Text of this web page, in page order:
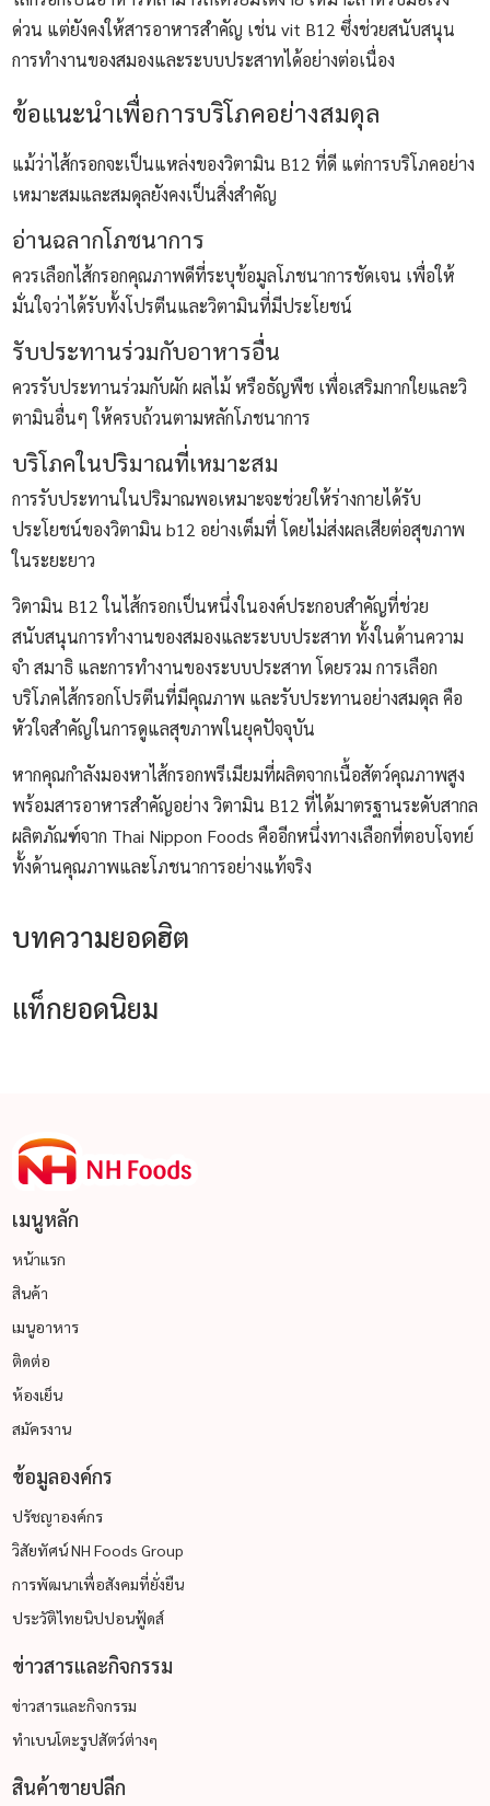
ด่วน แต่ยังคงให้สารอาหารสำคัญ เช่น vit B12 ซึ่งช่วยสนับสนุน
การทำงานของสมองและระบบประสาทได้อย่างต่อเนื่อง
ข้อแนะนำเพื่อการบริโภคอย่างสมดุล
แม้ว่าไส้กรอกจะเป็นแหล่งของวิตามิน B12 ที่ดี แต่การบริโภคอย่าง
เหมาะสมและสมดุลยังคงเป็นสิ่งสำคัญ
อ่านฉลากโภชนาการ
ควรเลือกไส้กรอกคุณภาพดีที่ระบุข้อมูลโภชนาการชัดเจน เพื่อให้
มั่นใจว่าได้รับทั้งโปรตีนและวิตามินที่มีประโยชน์
รับประทานร่วมกับอาหารอื่น
ควรรับประทานร่วมกับผัก ผลไม้ หรือธัญพืช เพื่อเสริมกากใยและวิ
ตามินอื่นๆ ให้ครบถ้วนตามหลักโภชนาการ
บริโภคในปริมาณที่เหมาะสม
การรับประทานในปริมาณพอเหมาะจะช่วยให้ร่างกายได้รับ
ประโยชน์ของวิตามิน b12 อย่างเต็มที่ โดยไม่ส่งผลเสียต่อสุขภาพ
ในระยะยาว
วิตามิน B12 ในไส้กรอกเป็นหนึ่งในองค์ประกอบสำคัญที่ช่วย
สนับสนุนการทำงานของสมองและระบบประสาท ทั้งในด้านความ
จำ สมาธิ และการทำงานของระบบประสาท โดยรวม การเลือก
บริโภคไส้กรอกโปรตีนที่มีคุณภาพ และรับประทานอย่างสมดุล คือ
หัวใจสำคัญในการดูแลสุขภาพในยุคปัจจุบัน
หากคุณกำลังมองหาไส้กรอกพรีเมียมที่ผลิตจากเนื้อสัตว์คุณภาพสูง
พร้อมสารอาหารสำคัญอย่าง วิตามิน B12 ที่ได้มาตรฐานระดับสากล
ผลิตภัณฑ์จาก Thai Nippon Foods คืออีกหนึ่งทางเลือกที่ตอบโจทย์
ทั้งด้านคุณภาพและโภชนาการอย่างแท้จริง
บทความยอดฮิต
แท็กยอดนิยม
เมนูหลัก
หน้าแรก
สินค้า
เมนูอาหาร
ติดต่อ
ห้องเย็น
สมัครงาน
ข้อมูลองค์กร
ปรัชญาองค์กร
วิสัยทัศน์ NH Foods Group
การพัฒนาเพื่อสังคมที่ยั่งยืน
ประวัติไทยนิปปอนฟู้ดส์
ข่าวสารและกิจกรรม
ข่าวสารและกิจกรรม
ทำเบนโตะรูปสัตว์ต่างๆ
สินค้าขายปลีก